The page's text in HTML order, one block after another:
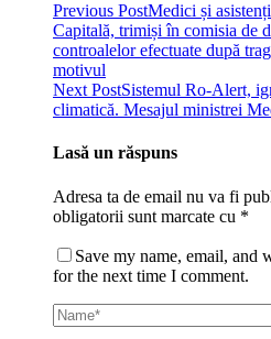
Previous PostMedici și
Capitală, trimiși în comisia de
controalelor efectuate după
motivul
Next PostSistemul Ro-Alert,
climatică. Mesajul ministrei
Lasă un răspuns
Adresa ta de email nu va fi
obligatorii sunt marcate cu *
Save my name, email, and
for the next time I comment.